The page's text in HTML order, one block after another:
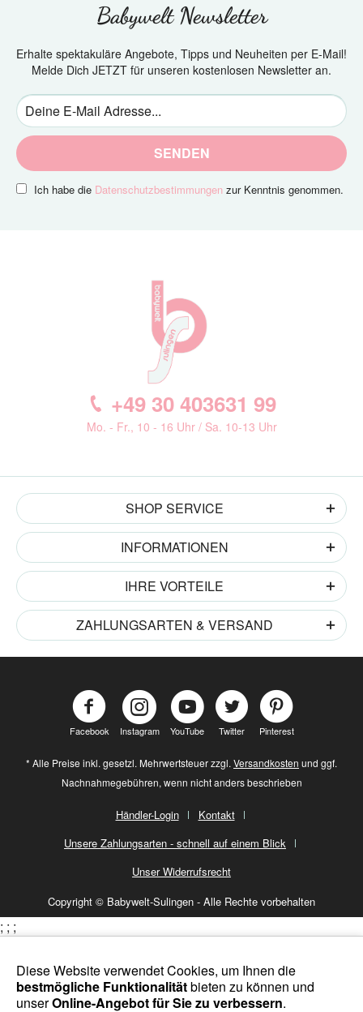
Babywelt Newsletter
Erhalte spektakuläre Angebote, Tipps und Neuheiten per E-Mail!
Melde Dich JETZT für unseren kostenlosen Newsletter an.
SENDEN
Ich habe die Datenschutzbestimmungen zur Kenntnis genommen.
+49 30 403631 99
Mo. - Fr., 10 - 16 Uhr / Sa. 10-13 Uhr
SHOP SERVICE
INFORMATIONEN
IHRE VORTEILE
ZAHLUNGSARTEN & VERSAND
Facebook Instagram YouTube Twitter Pinterest
* Alle Preise inkl. gesetzl. Mehrwertsteuer zzgl. Versandkosten und ggf.
Nachnahmegebühren, wenn nicht anders beschrieben
Händler-Login
Kontakt
Unsere Zahlungsarten - schnell auf einem Blick
Unser Widerrufsrecht
Copyright © Babywelt-Sulingen - Alle Rechte vorbehalten
Diese Website verwendet Cookies, um Ihnen die
bestmögliche Funktionalitätbieten zu können und
unserOnline-Angebot für Sie zu verbessern.
; ; ;